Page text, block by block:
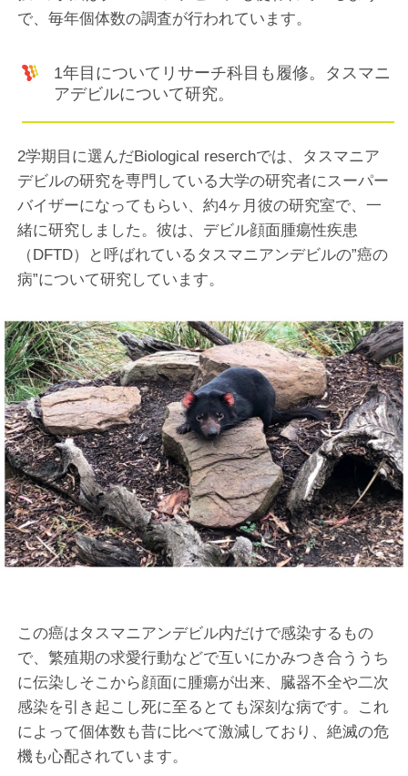
で、毎年個体数の調査が行われています。
1年目についてリサーチ科目も履修。タスマニ
アデビルについて研究。
2学期目に選んだBiological reserchでは、タスマニア
デビルの研究を専門している大学の研究者にスーパー
バイザーになってもらい、約4ヶ月彼の研究室で、一
緒に研究しました。彼は、デビル顔面腫瘍性疾患
（DFTD）と呼ばれているタスマニアンデビルの”癌の
病”について研究しています。
この癌はタスマニアンデビル内だけで感染するもの
で、繁殖期の求愛行動などで互いにかみつき合ううち
に伝染しそこから顔面に腫瘍が出来、臓器不全や二次
感染を引き起こし死に至るとても深刻な病です。これ
によって個体数も昔に比べて激減しており、絶滅の危
機も心配されています。